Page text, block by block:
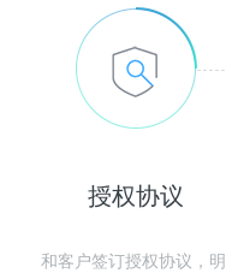
授权协议
和客户签订授权协议，明